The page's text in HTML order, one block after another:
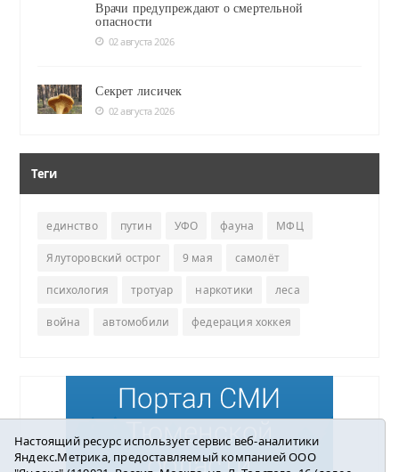
Врачи предупреждают о смертельной
опасности
02 августа 2026
Секрет лисичек
02 августа 2026
Теги
единство путин УФО фауна МФЦ
Ялуторовский острог 9 мая самолёт
психология тротуар наркотики леса
война автомобили федерация хоккея
Настоящий ресурс использует сервис веб-аналитики
Яндекс.Метрика, предоставляемый компанией ООО